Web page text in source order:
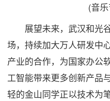
(音乐
展望未来，武汉和光
场，持续加大万人研发中
产业的合作，为国家办公
工智能带来更多创新产品
轻的金山同学正以技术为